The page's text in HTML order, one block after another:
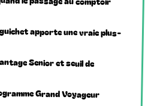
apporte une vraie plus-
Senior et seuil de
Grand Voyageur